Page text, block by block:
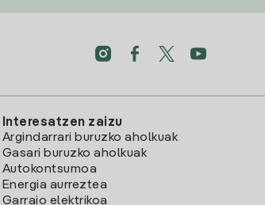
Interesatzen zaizu
Argindarrari buruzko aholkuak
Gasari buruzko aholkuak
Autokontsumoa
Energia aurreztea
Garraio elektrikoa